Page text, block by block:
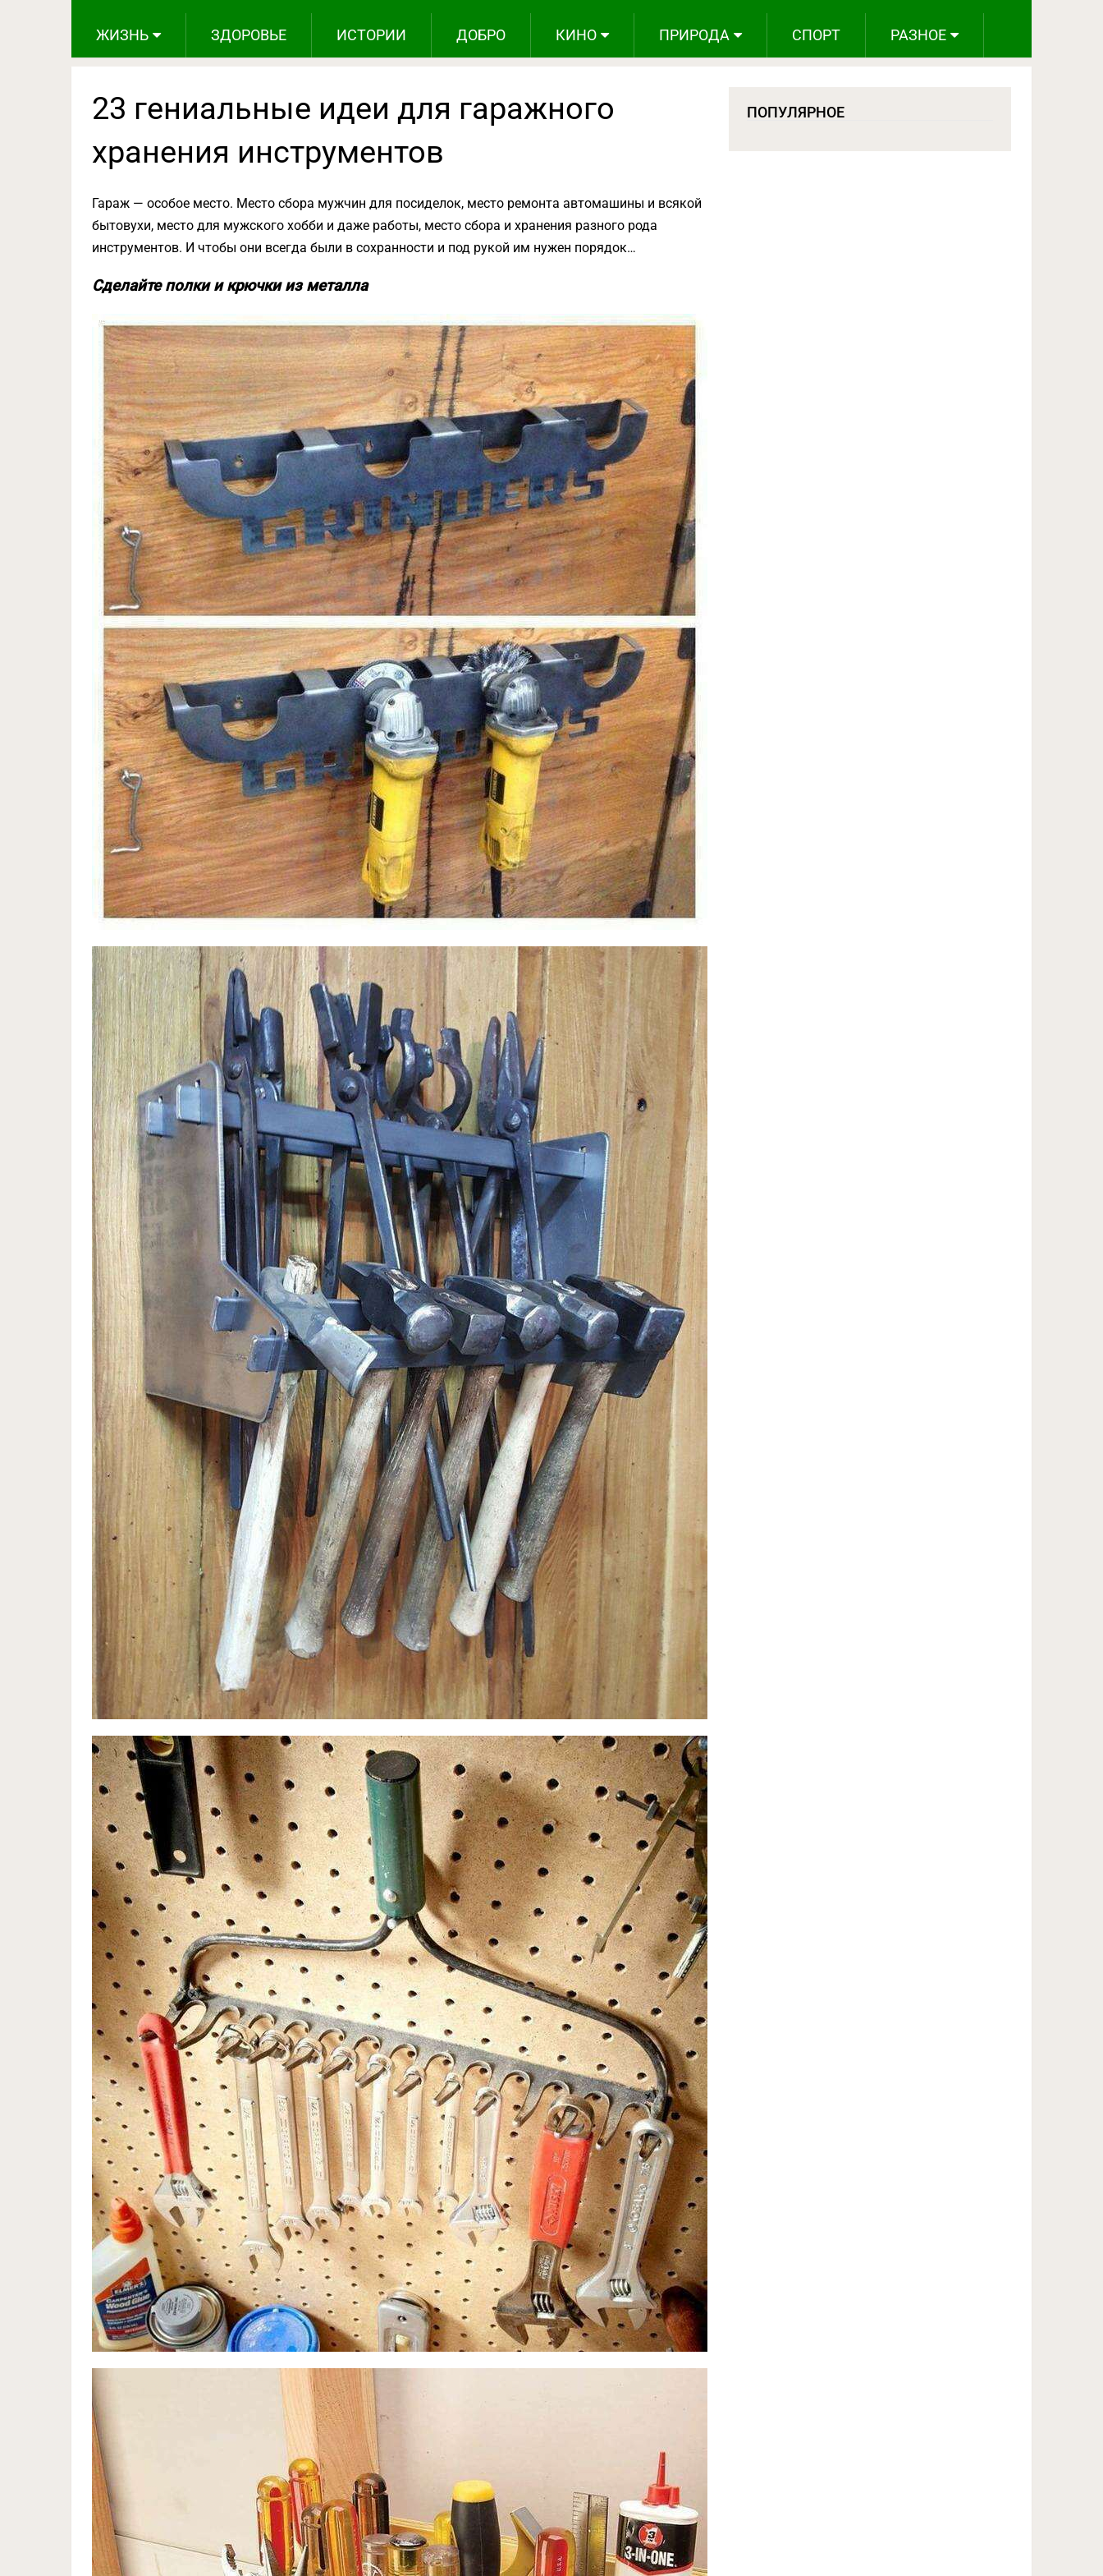
ЖИЗНЬ ЗДОРОВЬЕ ИСТОРИИ ДОБРО КИНО ПРИРОДА СПОРТ РАЗНОЕ
23 гениальные идеи для гаражного
хранения инструментов
Гараж — особое место. Место сбора мужчин для посиделок, место ремонта автомашины и всякой
бытовухи, место для мужского хобби и даже работы, место сбора и хранения разного рода
инструментов. И чтобы они всегда были в сохранности и под рукой им нужен порядок…
Сделайте полки и крючки из металла
ПОПУЛЯРНОЕ